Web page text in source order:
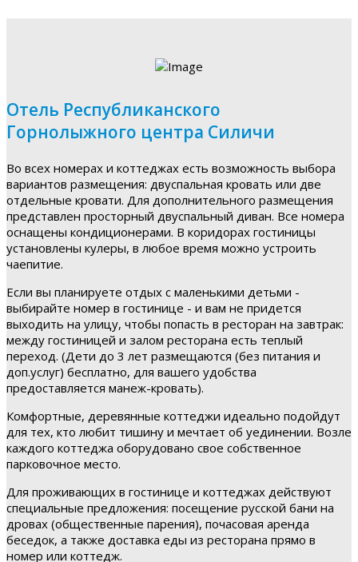
Отель Республиканского
Горнолыжного центра Силичи
Во всех номерах и коттеджах есть возможность выбора
вариантов размещения: двуспальная кровать или две
отдельные кровати. Для дополнительного размещения
представлен просторный двуспальный диван. Все номера
оснащены кондиционерами. В коридорах гостиницы
установлены кулеры, в любое время можно устроить
чаепитие.
Если вы планируете отдых с маленькими детьми -
выбирайте номер в гостинице - и вам не придется
выходить на улицу, чтобы попасть в ресторан на завтрак:
между гостиницей и залом ресторана есть теплый
переход. (Дети до 3 лет размещаются (без питания и
доп.услуг) бесплатно, для вашего удобства
предоставляется манеж-кровать).
Комфортные, деревянные коттеджи идеально подойдут
для тех, кто любит тишину и мечтает об уединении. Возле
каждого коттеджа оборудовано свое собственное
парковочное место.
Для проживающих в гостинице и коттеджах действуют
специальные предложения: посещение русской бани на
дровах (общественные парения), почасовая аренда
беседок, а также доставка еды из ресторана прямо в
номер или коттедж.